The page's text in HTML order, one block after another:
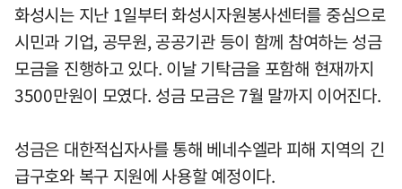
화성시는 지난 1일부터 화성시자원봉사센터를 중심으로
시민과 기업, 공무원, 공공기관 등이 함께 참여하는 성금
모금을 진행하고 있다. 이날 기탁금을 포함해 현재까지
3500만원이 모였다. 성금 모금은 7월 말까지 이어진다.
성금은 대한적십자사를 통해 베네수엘라 피해 지역의 긴
급구호와 복구 지원에 사용할 예정이다.